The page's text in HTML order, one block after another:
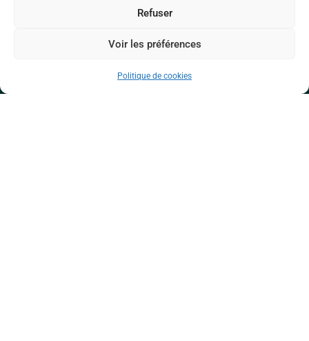
Refuser
Voir les préférences
Politique de cookies